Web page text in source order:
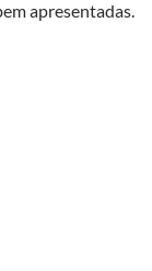
apresentadas.